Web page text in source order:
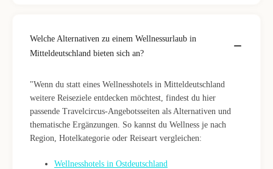
Welche Alternativen zu einem Wellnessurlaub in
Mitteldeutschland bieten sich an?
"Wenn du statt eines Wellnesshotels in Mitteldeutschland
weitere Reiseziele entdecken möchtest, findest du hier
passende Travelcircus-Angebotsseiten als Alternativen und
thematische Ergänzungen. So kannst du Wellness je nach
Region, Hotelkategorie oder Reiseart vergleichen:
Wellnesshotels in Ostdeutschland